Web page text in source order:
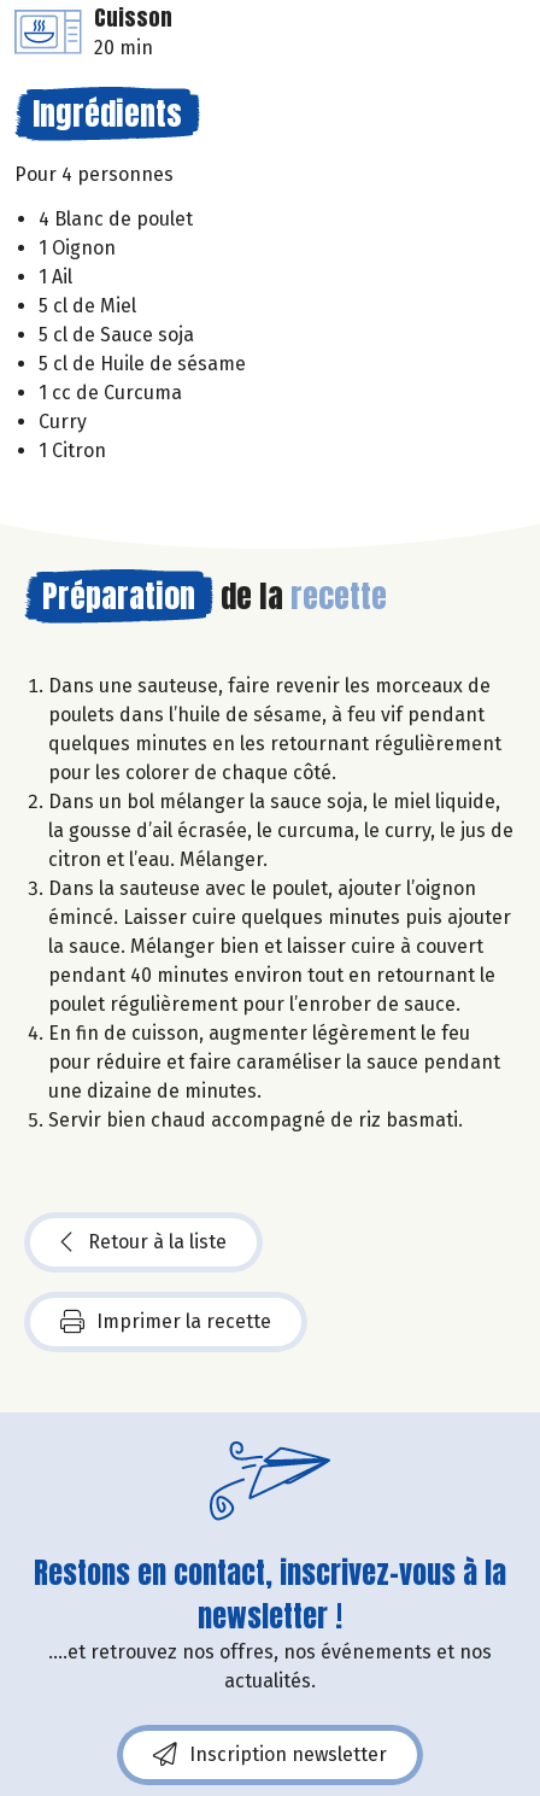
Cuisson
20 min
Ingrédients
Pour 4 personnes
4 Blanc de poulet
1 Oignon
1 Ail
5 cl de Miel
5 cl de Sauce soja
5 cl de Huile de sésame
1 cc de Curcuma
Curry
1 Citron
Préparation de la recette
Dans une sauteuse, faire revenir les morceaux de
poulets dans l’huile de sésame, à feu vif pendant
quelques minutes en les retournant régulièrement
pour les colorer de chaque côté.
Dans un bol mélanger la sauce soja, le miel liquide,
la gousse d’ail écrasée, le curcuma, le curry, le jus de
citron et l’eau. Mélanger.
Dans la sauteuse avec le poulet, ajouter l’oignon
émincé. Laisser cuire quelques minutes puis ajouter
la sauce. Mélanger bien et laisser cuire à couvert
pendant 40 minutes environ tout en retournant le
poulet régulièrement pour l’enrober de sauce.
En fin de cuisson, augmenter légèrement le feu
pour réduire et faire caraméliser la sauce pendant
une dizaine de minutes.
Servir bien chaud accompagné de riz basmati.
Retour à la liste
Imprimer la recette
Restons en contact, inscrivez-vous à la
newsletter !
....et retrouvez nos offres, nos événements et nos
actualités.
Inscription newsletter